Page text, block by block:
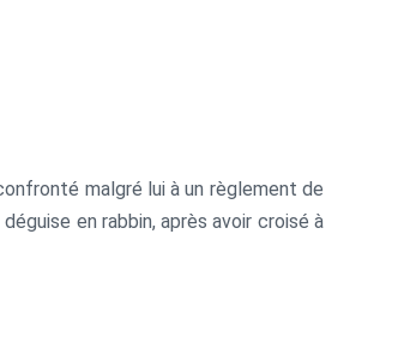
malgré lui à un règlement de
en rabbin, après avoir croisé à